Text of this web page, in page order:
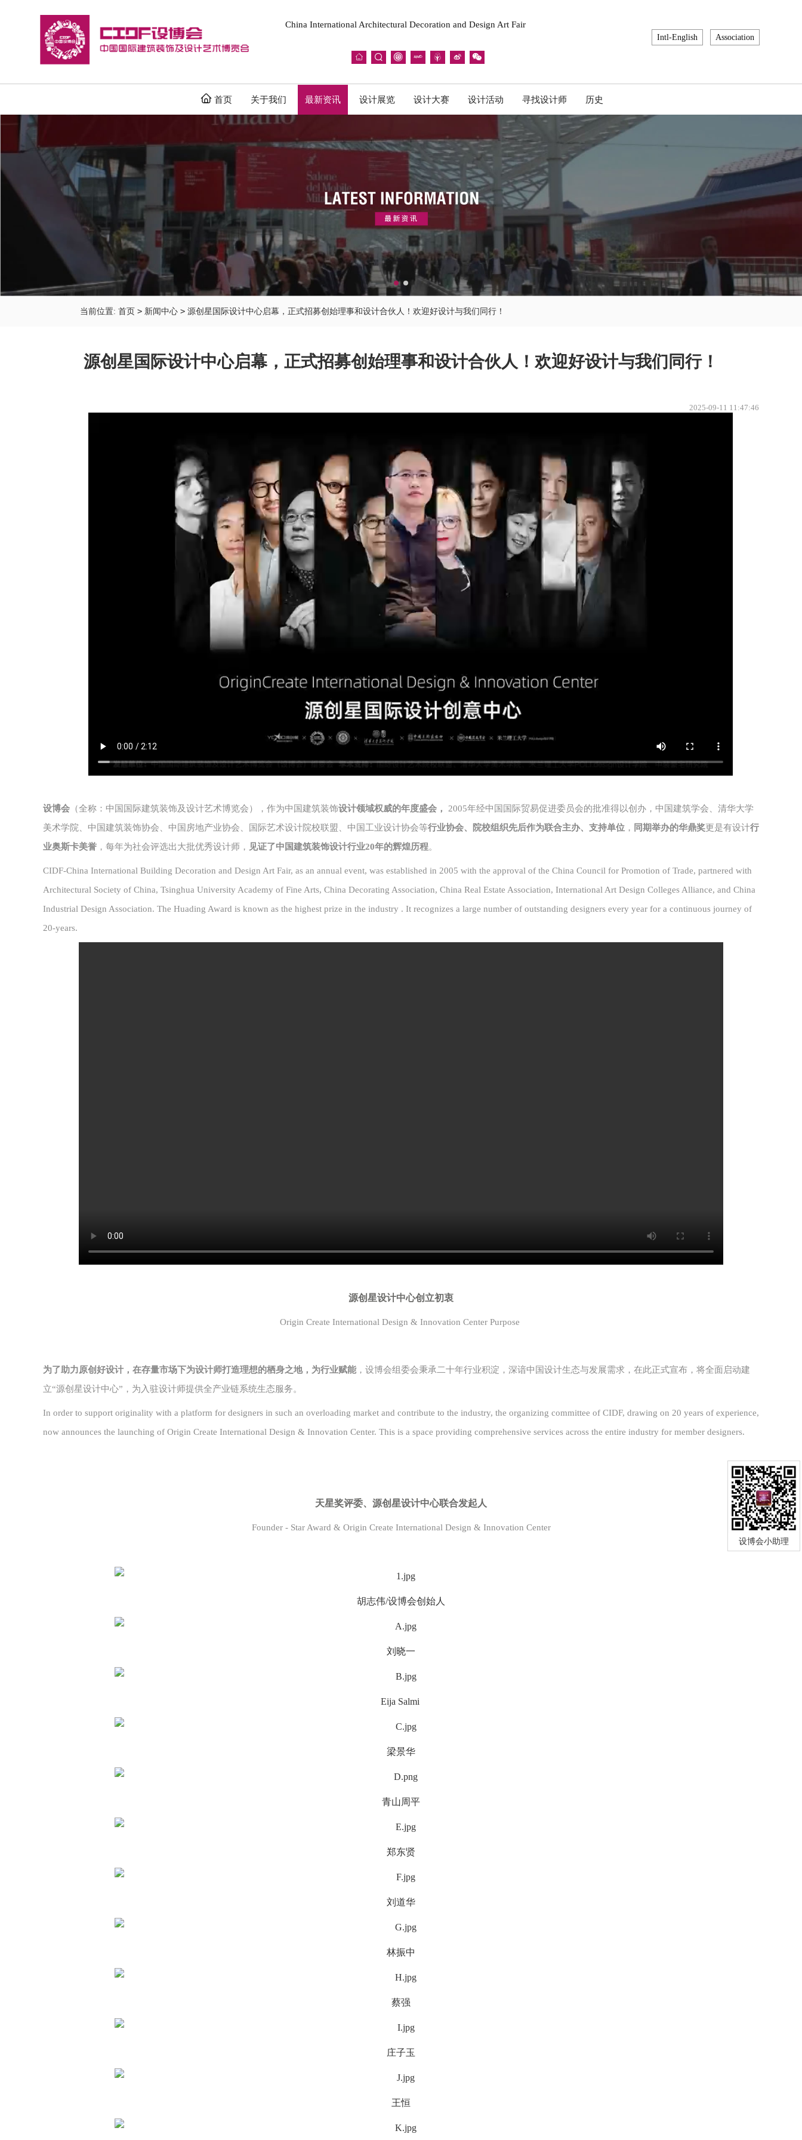
China International Architectural Decoration and Design Art Fair
      
Intl-English Association
 首页 关于我们 最新资讯 设计展览 设计大赛 设计活动 寻找设计师 历史
当前位置:首页 > 新闻中心 > 源创星国际设计中心启幕，正式招募创始理事和设计合伙人！欢迎好设计与我们同行！
源创星国际设计中心启幕，正式招募创始理事和设计合伙人！欢迎好设计与我们同行！
2025-09-11 11:47:46
设博会 （全称： 中国国际建筑装饰及设计艺术博览会） ，作为中国建筑装饰设计领域权威的年度盛会， 2005年经中国国际贸易促进委员会的批准得以创办， 中 国建筑学会、清华大学
美术学院、中国建筑装饰协会、中国房地产业协会、国际艺术设计院校联盟、 中国工业设计协会等行业协会、院校组织先后作为联合主办、支持单位 ， 同期举办的华鼎奖更是有设计行
业奥斯卡美誉 ，每年为社会评选出大批优秀设计师， 见证了中国建筑装饰设计行业20年的辉煌历程。
CIDF-China International Building Decoration and Design Art Fair, as an annual event, was established in 2005 with the approval of the China Council for Promotion of Trade, partnered with
Architectural Society of China, Tsinghua University Academy of Fine Arts, China Decorating Association, China Real Estate Association, International Art Design Colleges Alliance, and China
Industrial Design Association. The Huading Award is known as the highest prize in the industry . It recognizes a large number of outstanding designers every year for a continuous journey of
20-years.
源创星设计中心创立初衷
Origin Create International Design & Innovation Center Purpose
为了助力原创好设计，在存量市场下为设计师打造理想的栖身之地， 为行业赋能 ，设博会组委会秉承二十年行业积淀， 深谙中国设计生态与发展需求，在此正式宣布， 将全面启动建
立“源创星设计中心”，为入驻设计师提供全产业链系统生态服务。
In order to support originality with a platform for designers in such an overloading market and contribute to the industry, the organizing committee of CIDF, drawing on 20 years of experience,
now announces the launching of Origin Create International Design & Innovation Center. This is a space providing comprehensive services across the entire industry for member designers.
天星奖评委、源创星设计中心联合发起人
Founder - Star Award & Origin Create International Design & Innovation Center
胡志伟/设博会创始人
刘晓一
Eija Salmi
梁景华
青山周平
郑东贤
刘道华
林振中
蔡强
庄子玉
王恒
设博会小助理